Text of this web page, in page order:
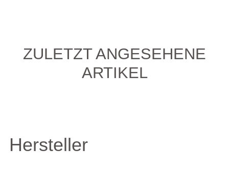
ZULETZT ANGESEHENE
ARTIKEL
Hersteller